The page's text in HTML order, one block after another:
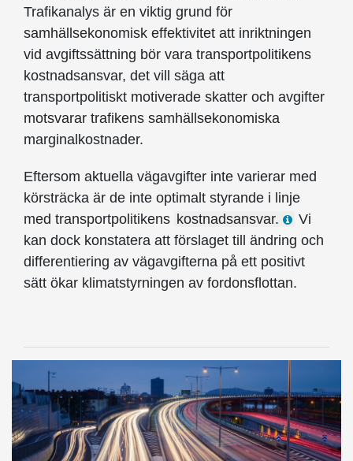
Trafikanalys är en viktig grund för
samhällsekonomisk effektivitet att inriktningen
vid avgiftssättning bör vara transport­politikens
kostnadsansvar, det vill säga att
transportpolitiskt motiverade skatter och avgifter
motsvarar trafikens samhälls­ekonomiska
marginalkostnader.
Eftersom aktuella vägavgifter inte varierar med
körsträcka är de inte optimalt styrande i linje
med transportpolitikens kostnadsansvar.
Vi
kan dock konstatera att förslaget till ändring och
differentiering av vägavgifterna på ett positivt
sätt ökar klimatstyrningen av fordonsflottan.